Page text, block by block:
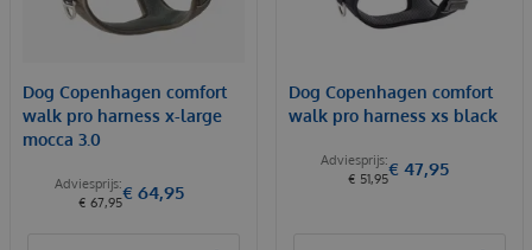
Dog Copenhagen comfort
walk pro harness x-large
mocca 3.0
€ 67,95€ 64,95
Dog Copenhagen comfort
walk pro harness xs black
€ 51,95€ 47,95